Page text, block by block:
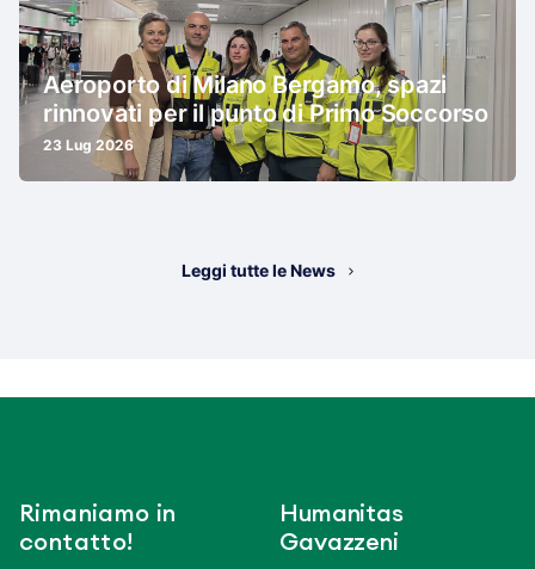
Aeroporto di Milano Bergamo, spazi
rinnovati per il punto di Primo Soccorso
23 Lug 2026
Leggi tutte le News
Rimaniamo in
contatto!
Humanitas
Gavazzeni